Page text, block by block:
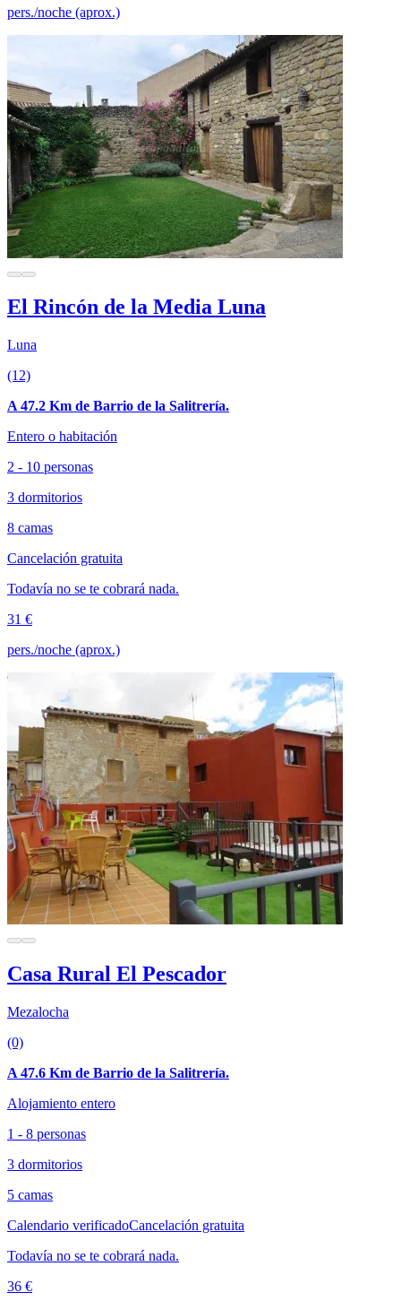
pers./noche (aprox.)
El Rincón de la Media Luna
Luna
(12)
A 47.2 Km de Barrio de la Salitrería.
Entero o habitación
2 - 10 personas
3 dormitorios
8 camas
Cancelación gratuita
Todavía no se te cobrará nada.
31 €
pers./noche (aprox.)
Casa Rural El Pescador
Mezalocha
(0)
A 47.6 Km de Barrio de la Salitrería.
Alojamiento entero
1 - 8 personas
3 dormitorios
5 camas
Calendario verificadoCancelación gratuita
Todavía no se te cobrará nada.
36 €